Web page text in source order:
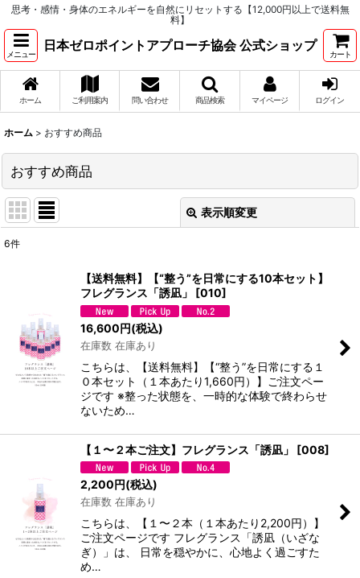
思考・感情・身体のエネルギーを自然にリセットする【12,000円以上で送料無
料】
メニュー
日本ゼロポイントアプローチ協会 公式ショップ
カート
ホーム ご利用案内 問い合わせ 商品検索 マイページ ログイン
ホーム > おすすめ商品
おすすめ商品
表示順変更
6件
【送料無料】【“整う”を日常にする10本セット】
フレグランス「誘凪」
[010]
16,600円(税込)
在庫数 在庫あり
こちらは、【送料無料】【“整う”を日常にする１
０本セット（１本あたり1,660円）】ご注文ペー
ジです ※整った状態を、一時的な体験で終わらせ
ないため…
【１〜２本ご注文】フレグランス「誘凪」 [008]
2,200円(税込)
在庫数 在庫あり
こちらは、【１〜２本（１本あたり2,200円）】
ご注文ページです フレグランス「誘凪（いざな
ぎ）」は、 日常を穏やかに、心地よく過ごすた
め…